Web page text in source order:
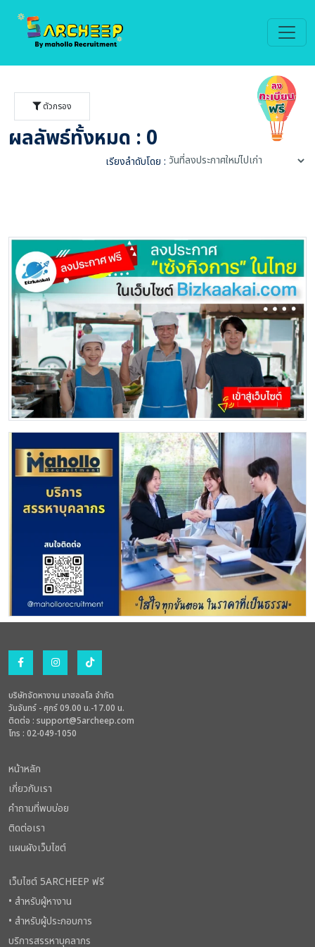
ตัวกรอง
ผลลัพธ์ทั้งหมด : 0
เรียงลำดับโดย :
บริษัทจัดหางาน มาฮอลโล จำกัด
วันจันทร์ - ศุกร์ 09.00 น.-17.00 น.
ติดต่อ : support@5archeep.com
โทร : 02-049-1050
หน้าหลัก
เกี่ยวกับเรา
คำถามที่พบบ่อย
ติดต่อเรา
แผนผังเว็บไซต์
เว็บไซต์ 5ARCHEEP ฟรี
• สำหรับผู้หางาน
• สำหรับผู้ประกอบการ
บริการสรรหาบุคลากร